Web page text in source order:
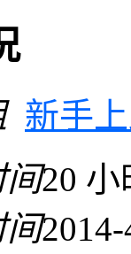
新手
间20 小
间